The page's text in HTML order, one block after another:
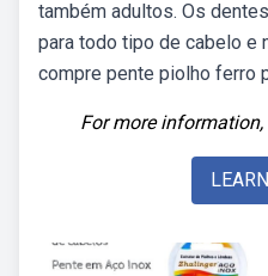
também adultos. Os
para todo tipo de cabelo e
compre pente piolho ferro
For more